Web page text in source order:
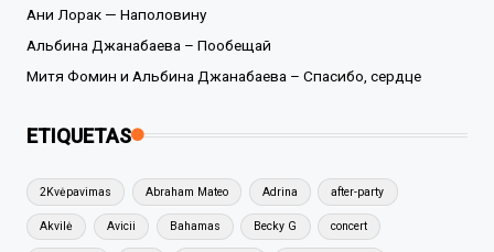
Ани Лорак — Наполовину
Альбина Джанабаева – Пообещай
Митя Фомин и Альбина Джанабаева – Спасибо, сердце
ETIQUETAS
2Kvėpavimas Abraham Mateo Adrina after-party
Akvilė Avicii Bahamas Becky G concert